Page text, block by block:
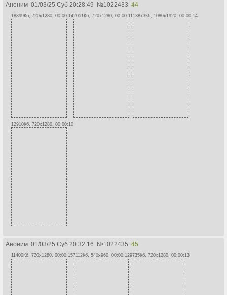
Аноним 01/03/25 Суб 20:28:49 №1022433 44
18399Кб, 720x1280, 00:00:142051Кб, 720x1280, 00:00:11 13873Кб, 1080x1920, 00:00:14
12910Кб, 720x1280, 00:00:10
Аноним 01/03/25 Суб 20:32:16 №1022435 45
11400Кб, 720x1280, 00:00:157112Кб, 540x960, 00:00:129735Кб, 720x1280, 00:00:13